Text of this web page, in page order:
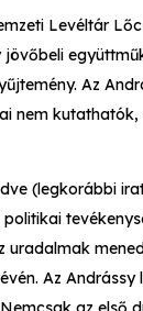
Levéltár
Az
nem
(legkorábbi
uradalmak
Az